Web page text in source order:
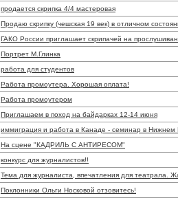
продается скрипка 4/4 мастеровая
Продаю скрипку (чешская 19 век) в отличном
ГАКО России приглашает скрипачей на
Портрет М.Глинка
работа для студентов
Работа промоутера. Хорошая оплата!
Работа промоутером
Приглашаем в поход на байдарках 12-14 июня
иммиграция и работа в Канаде - семинар в Нижнем
На сцене "КАДРИЛЬ С АНТИРЕСОМ"
конкурс для журналистов!!
Тема для журналиста, впечатления для театрала.
Поклонники Ольги Носковой отзовитесь!